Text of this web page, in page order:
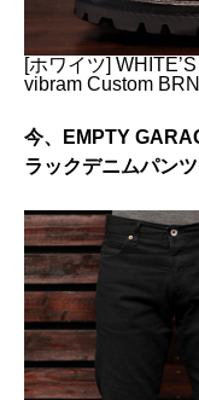
[ホワイツ]
vibram Custom
今、EMPTY
ラックデニムパンツ